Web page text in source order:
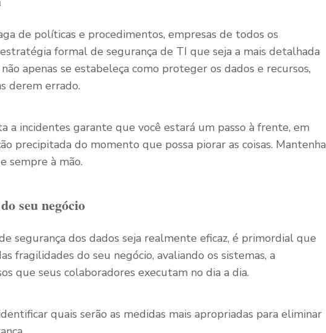
de políticas e procedimentos, empresas de todos os
formal de segurança de TI que seja a mais detalhada
apenas se estabeleça como proteger os dados e recursos,
derem errado.
a incidentes garante que você estará um passo à frente, em
precipitada do momento que possa piorar as coisas. Mantenha
sempre à mão.
seu negócio
segurança dos dados seja realmente eficaz, é primordial que
fragilidades do seu negócio, avaliando os sistemas, a
que seus colaboradores executam no dia a dia.
quais serão as medidas mais apropriadas para eliminar